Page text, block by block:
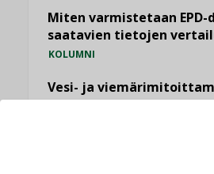
Miten varmistetaan
saatavien tietojen
KOLUMNI
Vesi- ja
jämähtänyt ajassa